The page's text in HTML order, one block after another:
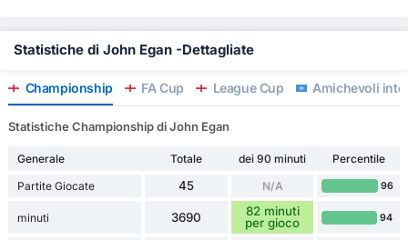
Statistiche di John Egan -Dettagliate
Championship FA Cup League Cup Amichevoli
Statistiche Championship di John Egan
Generale Totale dei 90 minuti
Percentile
Partite Giocate
45 N/A 96
minuti 3690
82 minuti
per gioco
94